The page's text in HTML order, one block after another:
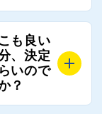
てしまう屋根
選びのお手伝
。
が重要になり
さい。
る「優良工事
ートを実施
認の上で、屋
できる契約と
も良い
、決定
いので
？